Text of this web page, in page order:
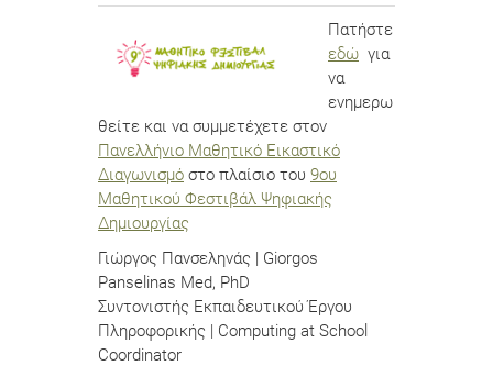
Πατήστε
εδώ για
να
ενημερω
θείτε και να συμμετέχετε στον
Πανελλήνιο Μαθητικό Εικαστικό
Διαγωνισμό στο πλαίσιο του 9ου
Μαθητικού Φεστιβάλ Ψηφιακής
Δημιουργίας
Γιώργος Πανσεληνάς | Giorgos
Panselinas Med, PhD
Συντονιστής Εκπαιδευτικού Έργου
Πληροφορικής | Computing at School
Coordinator